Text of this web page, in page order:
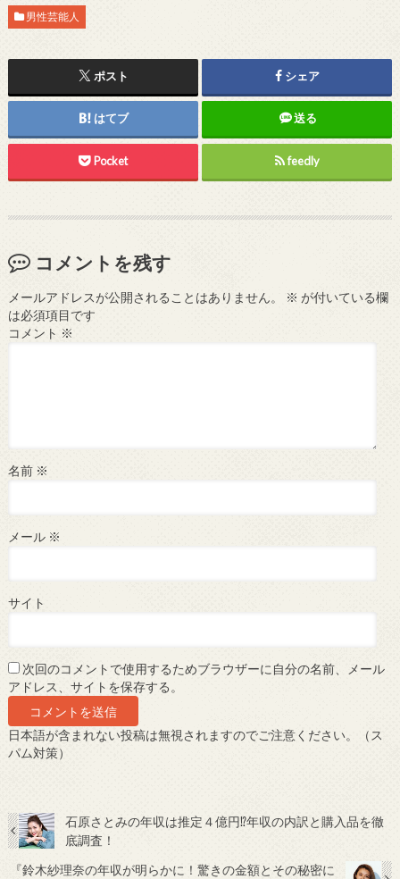
男性芸能人
ポスト シェア
はてブ 送る
Pocket feedly
コメントを残す
メールアドレスが公開されることはありません。 ※ が付いている欄
は必須項目です
コメント ※
名前 ※
メール ※
サイト
次回のコメントで使用するためブラウザーに自分の名前、メール
アドレス、サイトを保存する。
日本語が含まれない投稿は無視されますのでご注意ください。（ス
パム対策）
石原さとみの年収は推定４億円⁉年収の内訳と購入品を徹
底調査！
『鈴木紗理奈の年収が明らかに！驚きの金額とその秘密に